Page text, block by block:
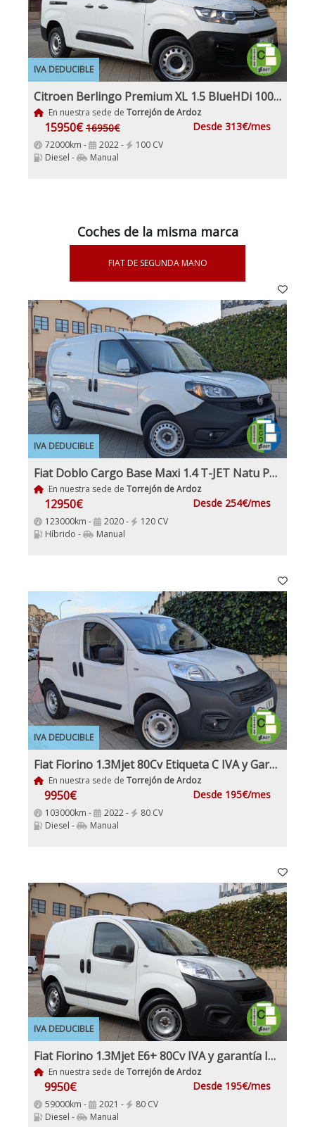
IVA DEDUCIBLE
Citroen Berlingo Premium XL 1.5 BlueHDi 100Cv Etiqueta C IVA Garantía Incl Nacional
En nuestra sede de Torrejón de Ardoz
15950€ 16950€ Desde 313€/mes
72000km - 2022 -
100 CV
Diesel -
Manual
Coches de la misma marca
FIAT DE SEGUNDA MANO
IVA DEDUCIBLE
Fiat Doblo Cargo Base Maxi 1.4 T-JET Natu Power CNG 4P
En nuestra sede de Torrejón de Ardoz
12950€ Desde 254€/mes
123000km - 2020 -
120 CV
Híbrido -
Manual
IVA DEDUCIBLE
Fiat Fiorino 1.3Mjet 80Cv Etiqueta C IVA y Garantía Incluido
En nuestra sede de Torrejón de Ardoz
9950€ Desde 195€/mes
103000km - 2022 -
80 CV
Diesel -
Manual
IVA DEDUCIBLE
Fiat Fiorino 1.3Mjet E6+ 80Cv IVA y garantía Inc Etiqueta C
En nuestra sede de Torrejón de Ardoz
9950€ Desde 195€/mes
59000km - 2021 -
80 CV
Diesel -
Manual